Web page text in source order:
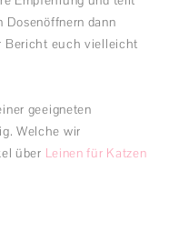
Dosenöffnern dann
Bericht euch vielleicht
geeigneten
Welche wir
über Leinen für Katzen